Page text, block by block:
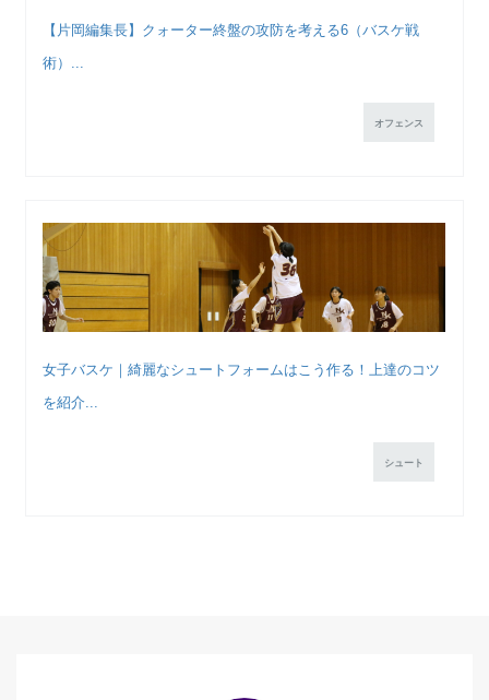
【片岡編集長】クォーター終盤の攻防を考える6（バスケ戦
術）...
オフェンス
女子バスケ｜綺麗なシュートフォームはこう作る！上達のコツ
を紹介...
シュート